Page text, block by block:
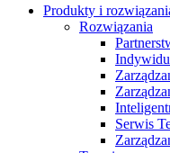
Produkty i
Rozwiązania
Serwis